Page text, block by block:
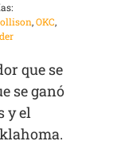
,OKC,
que se
se ganó
y el